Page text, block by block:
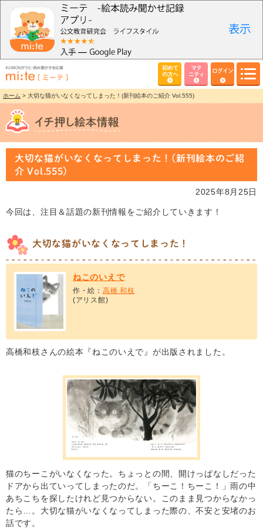
初めて
の方へ
マタ
ニティ
ログイン
ホーム > 大切な猫がいなくなってしまった！(新刊絵本のご紹介 Vol.555)
大切な猫がいなくなってしまった！(新刊絵本のご紹
介 Vol.555)
2025年8月25日
今回は、注目＆話題の新刊情報をご紹介していきます！
大切な猫がいなくなってしまった！
ねこのいえで
作・絵： 高橋 和枝
(アリス館)
高橋和枝さんの絵本『ねこのいえで』が出版されました。
猫のちーこがいなくなった。ちょっとの間、開けっぱなしだった
ドアから出ていってしまったのだ。「ちーこ！ちーこ！」雨の中
あちこちを探したけれど見つからない。このまま見つからなかっ
たら…。大切な猫がいなくなってしまった際の、不安と安堵のお
話です。